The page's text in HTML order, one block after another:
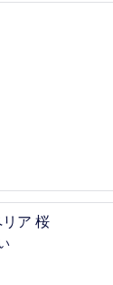
ス (室内)、アイロ
露天風
ア 桜